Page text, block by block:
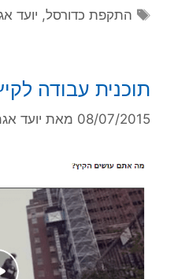
תגיות
התקפת כדורסל, יועד
תוכנית עבודה
08/07/2015 מאת יועד